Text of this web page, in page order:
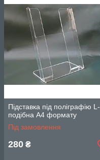
Підставка під поліграфію L-
подібна А4 формату
Під замовлення
280 ₴